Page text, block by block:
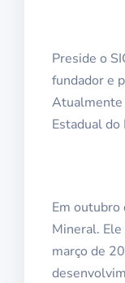
Preside o
fundador e
Atualmente
Estadual
Em outubro
Mineral.
março de